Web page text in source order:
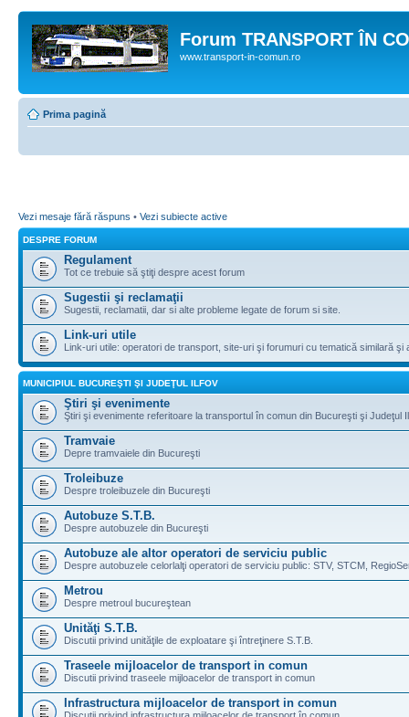
Forum TRANSPORT ÎN
www.transport-in-comun.ro
Prima pagină
Vezi mesaje fără răspuns • Vezi subiecte active
DESPRE FORUM
Regulament
Tot ce trebuie să ştiţi despre acest forum
Sugestii şi reclamaţii
Sugestii, reclamatii, dar si alte probleme legate de forum si site.
Link-uri utile
Link-uri utile: operatori de transport, site-uri şi forumuri cu tematică similară şi
MUNICIPIUL BUCUREŞTI ŞI JUDEŢUL ILFOV
Ştiri şi evenimente
Ştiri şi evenimente referitoare la transportul în comun din Bucureşti şi Judeţul
Tramvaie
Depre tramvaiele din Bucureşti
Troleibuze
Despre troleibuzele din Bucureşti
Autobuze S.T.B.
Despre autobuzele din Bucureşti
Autobuze ale altor operatori de serviciu public
Despre autobuzele celorlalţi operatori de serviciu public: STV, STCM,
Metrou
Despre metroul bucureştean
Unităţi S.T.B.
Discutii privind unităţile de exploatare şi întreţinere S.T.B.
Traseele mijloacelor de transport in comun
Discutii privind traseele mijloacelor de transport in comun
Infrastructura mijloacelor de transport in comun
Discuţii privind infrastructura mijloacelor de transport în comun